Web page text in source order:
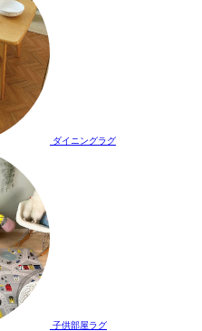
ダイニングラグ
子供部屋ラグ